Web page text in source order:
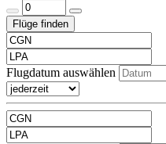
Flugdatum auswählen